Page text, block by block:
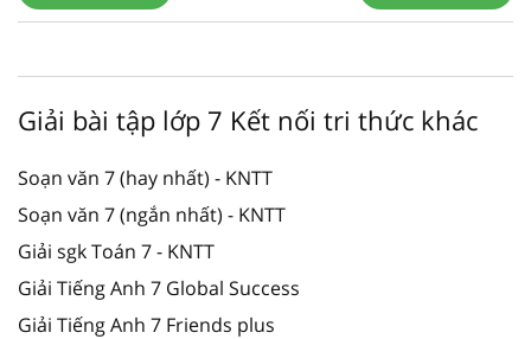
Giải bài tập lớp 7 Kết nối tri thức khác
Soạn văn 7 (hay nhất) - KNTT
Soạn văn 7 (ngắn nhất) - KNTT
Giải sgk Toán 7 - KNTT
Giải Tiếng Anh 7 Global Success
Giải Tiếng Anh 7 Friends plus